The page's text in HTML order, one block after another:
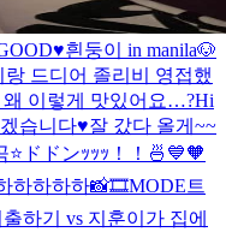
흰둥이 in manila🐶
랑 드디어 졸리비 영접했
왜 이렇게 맛있어요…?Hi
습니다♥️잘 갔다 올게~~
⭐️ ドドンｯｯｯ！！🍜 💙🧡
하하하하📸🎞MODE 트
하기 vs 지훈이가 집에